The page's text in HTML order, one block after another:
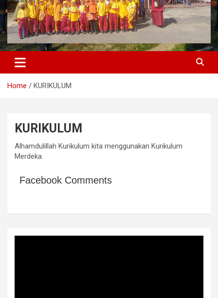
Home KURIKULUM
KURIKULUM
Alhamdulillah Kurikulum kita menggunakan Kurikulum
Merdeka.
Facebook Comments